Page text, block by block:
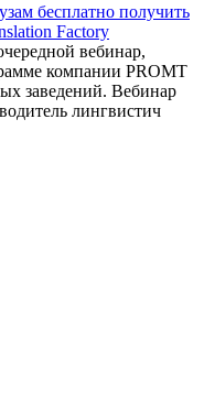
бесплатно получить
Factory
вебинар,
компании PROMT
заведений. Вебинар
лингвистич